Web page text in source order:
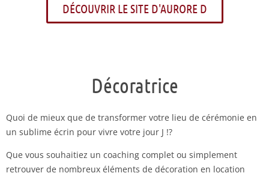
DÉCOUVRIR LE SITE D'AURORE D
Décoratrice
Quoi de mieux que de transformer votre lieu de cérémonie en
un sublime écrin pour vivre votre jour J !?
Que vous souhaitiez un coaching complet ou simplement
retrouver de nombreux éléments de décoration en location